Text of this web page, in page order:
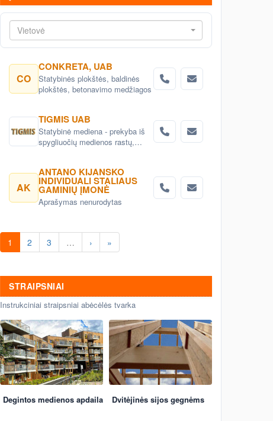
Vietovė
CO
CONKRETA, UAB
Statybinės plokštės, baldinės
plokštės, betonavimo medžiagos
TIGMIS UAB
Statybinė mediena - prekyba iš
spygliuočių medienos rastų,
lentpjūvės paslauga.
AK
ANTANO KIJANSKO
INDIVIDUALI STALIAUS
GAMINIŲ ĮMONĖ
Aprašymas nenurodytas
1 2 3 … › »
STRAIPSNIAI
Instrukciniai straipsniai abėcėlės tvarka
Degintos medienos apdaila Dvitėjinės sijos gegnėms